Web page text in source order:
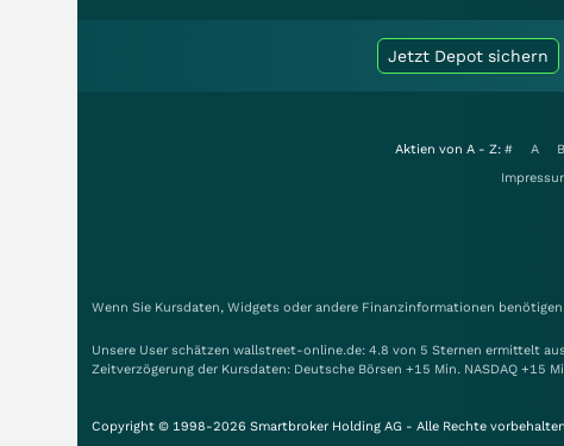
Jetzt Depot sichern
Aktien von A - Z: # A B
Wenn Sie Kursdaten, Widgets oder andere Finanzinformationen
Unsere User schätzen wallstreet-online.de: 4.8 von 5 Sternen ermittelt
Zeitverzögerung der Kursdaten: Deutsche Börsen +15 Min. NASDAQ +15
Copyright © 1998-2026 Smartbroker Holding AG - Alle Rechte